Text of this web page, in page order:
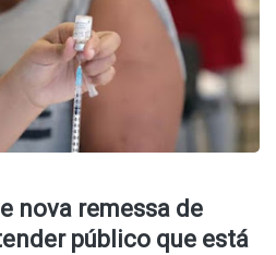
nova remessa de
público que está